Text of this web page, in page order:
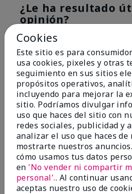
¿Le ha resultado
opinión?
6
Marcar esta opinión
5
Great Night time
EnviadoHace 2 meses
porSonia G
deChicago'Il
Evaluado en
marykay.com/en-us/
Cookies
Este sitio es para
usa cookies, pixeles y otras
seguimiento en sus sitios
propósitos operativos,
incluyendo para mejorar la
sitio. Podríamos divulgar
uso que haces del sitio con
redes sociales, publicidad y
analizar el uso que haces
mostrarte nuestros
cómo usamos tus datos
en 'No vender ni compartir
personal'.. Al continuar
aceptas nuestro uso de